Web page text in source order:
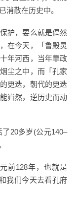
消散在历史中。
护，要么就是偶然
在今天，「鲁殿灵
年河西，当年靠政
尘之中，而「孔家
更迭，朝代的更迭
岿然，逆历史而动
20多岁(公元140–
前128年，也就是
我们今天去看孔府